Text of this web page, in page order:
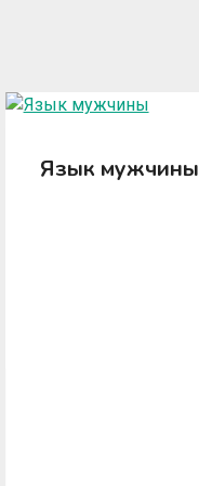
Язык мужчины